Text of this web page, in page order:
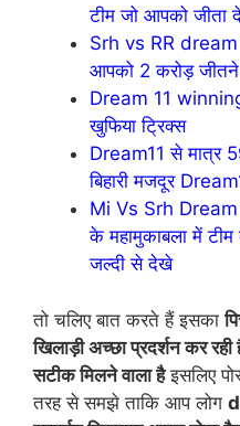
टीम जो आपको जीता
Srh vs RR dream
आपको 2 करोड़ जीतने
Dream 11
खुफिया ट्रिक्स
Dream11 से मात्र
बिहारी मजदूर
Mi Vs Srh
के महामुकाबला में
जल्दी से देखे
तो चलिए बात करते हैं इसका
खिलाड़ी अच्छा प्रदर्शन कर
सटीक मिलने वाला हैइसलिए
तरह से समझे ताकि आप लोग